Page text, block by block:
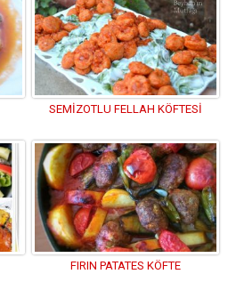
SEMİZOTLU FELLAH KÖFTESİ
FIRIN PATATES KÖFTE